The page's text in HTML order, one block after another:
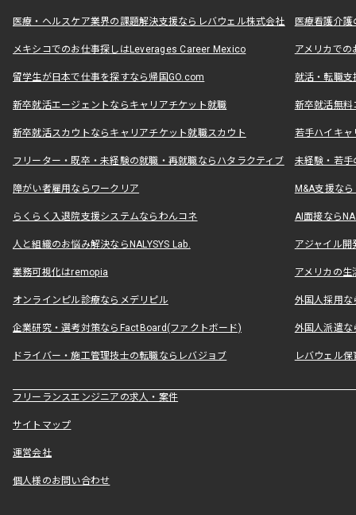
医療・ヘルスケア業界の課題解決支援ならレバウェル株式会社 医療看護介
メキシコでのお仕事探しはLeverages Career Mexico アメリカで
留学生が日本で仕事を探すなら帰国GO.com 就活・転職
新卒就活エージェントならキャリアチケット就職 新卒就活無料
新卒就活スカウトならキャリアチケット就職スカウト 若手ハイキ
フリーター・既卒・未経験の就職・再就職ならハタラクティブ 未経験・若手
障がい者雇用ならワークリア M&A支援な
らくらく入退院支援システムならわんコネ AI面接なら
人と組織のお悩み解決ならNALYSYS Lab. アジャイル
業務可視化はremopia アメリカの
オンラインピル診療ならメデリピル 外国人採用
企業研究・選考対策ならFactBoard(ファクトボード) 外国人派遣な
ドライバー・施工管理技士の転職ならレバジョブ レバウェル
フリーランスエンジニアの求人・案件
サイトマップ
運営会社
個人様のお問い合わせ